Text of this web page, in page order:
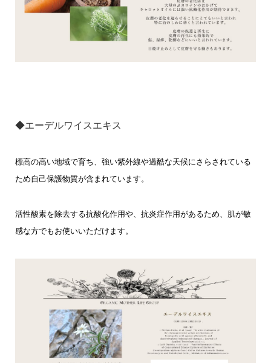
◆エーデルワイスエキス
標高の高い地域で育ち、強い紫外線や過酷な天候にさらされている
ため自己保護物質が含まれています。
活性酸素を除去する抗酸化作用や、抗炎症作用があるため、肌が敏
感な方でもお使いいただけます。